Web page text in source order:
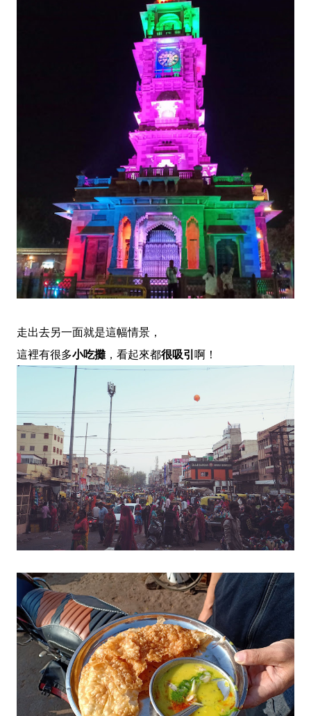
走出去另一面就是這幅情景，
這裡有很多小吃攤 ，看起來都很吸引 啊！